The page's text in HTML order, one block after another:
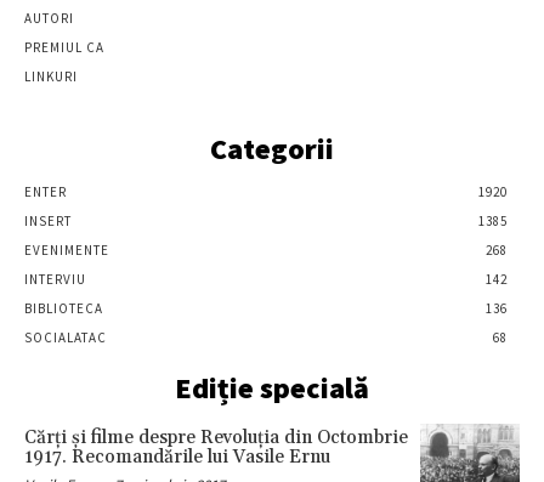
AUTORI
PREMIUL CA
LINKURI
Categorii
ENTER
1920
INSERT
1385
EVENIMENTE
268
INTERVIU
142
BIBLIOTECA
136
SOCIALATAC
68
Ediție specială
Cărţi şi filme despre Revoluţia din Octombrie
1917. Recomandările lui Vasile Ernu